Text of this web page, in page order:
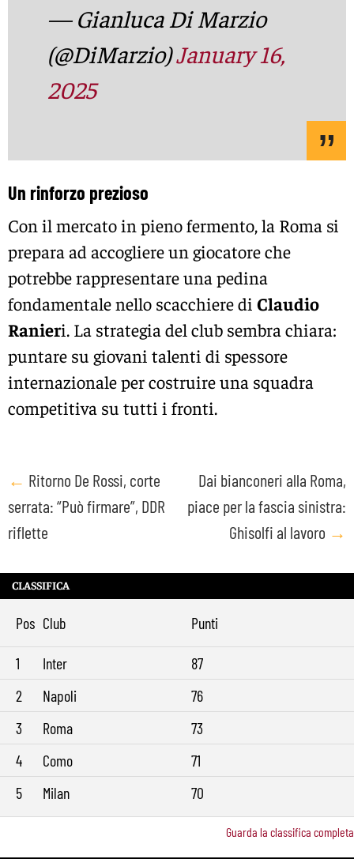
— Gianluca Di Marzio
(@DiMarzio)January 16,
2025
Un rinforzo prezioso
Con il mercato in pieno fermento, la Roma si
prepara ad accogliere un giocatore che
potrebbe rappresentare una pedina
fondamentale nello scacchiere di Claudio
Ranieri. La strategia del club sembra chiara:
puntare su giovani talenti di spessore
internazionale per costruire una squadra
competitiva su tutti i fronti.
Post
navigation
← Ritorno De Rossi, corte
serrata: “Può firmare”, DDR
riflette
Dai bianconeri alla Roma,
piace per la fascia sinistra:
Ghisolfi al lavoro →
CLASSIFICA
Pos Club Punti
1 Inter
87
2
Napoli
76
3
Roma
73
4
Como
71
5
Milan 70
Guarda la classifica completa